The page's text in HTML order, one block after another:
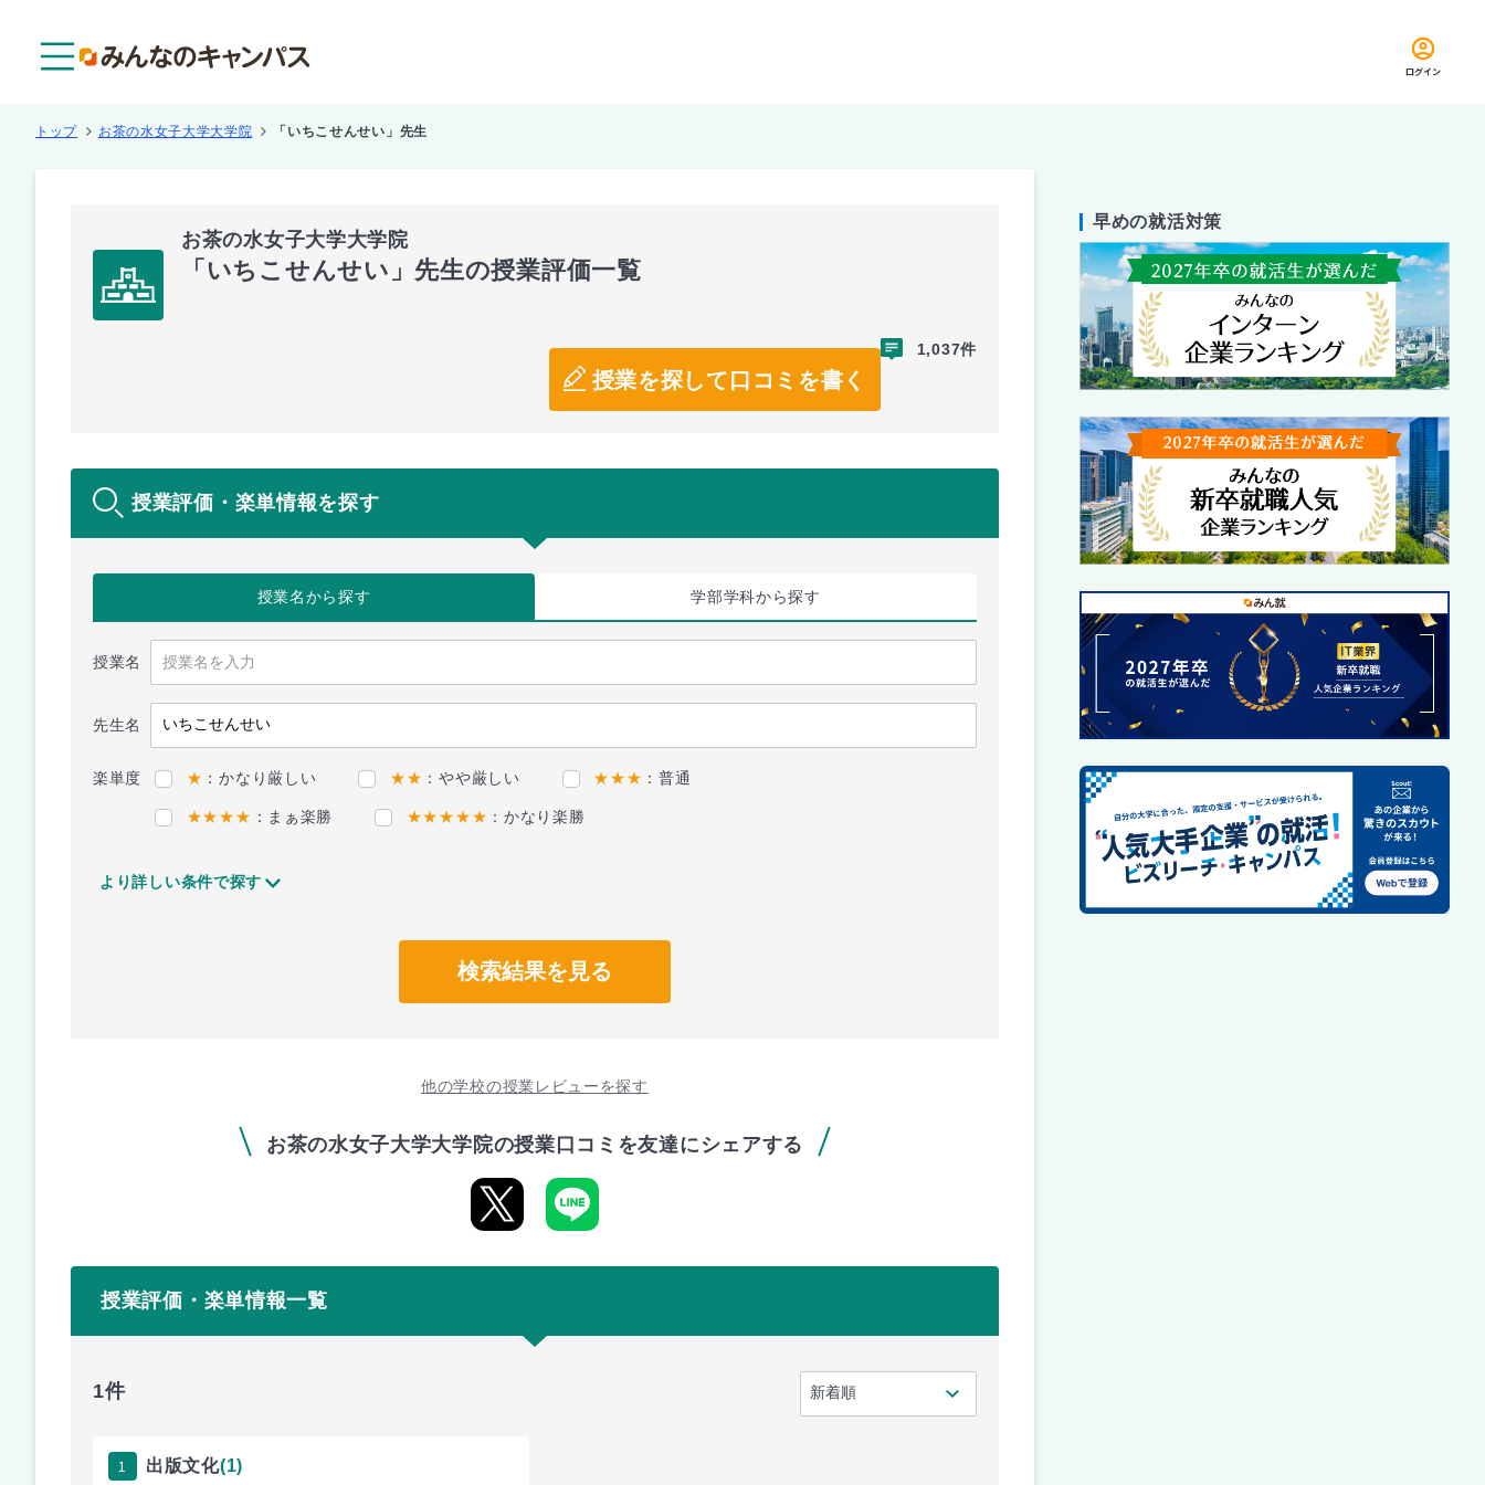
ログイン
トップ お茶の水女子大学大学院 「いちこせんせい」先生
お茶の水女子大学大学院
「いちこせんせい」先生の授業評価一覧
授業を探して口コミを書く
1,037件
授業評価・楽単情報を探す
授業名から探す 学部学科から探す
授業名
先生名
楽単度 ★ ：かなり厳しい ★★ ：やや厳しい ★★★ ：普通
★★★★ ：まぁ楽勝 ★★★★★ ：かなり楽勝
より詳しい条件で探す
検索結果を見る
他の学校の授業レビューを探す
お茶の水女子大学大学院の授業口コミを友達にシェアする
授業評価・楽単情報一覧
1件
1 出版文化(1)
早めの就活対策